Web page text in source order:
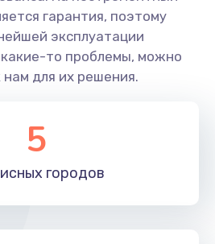
гарантия, поэтому
эксплуатации
какие-то проблемы, можно
нам для их решения.
5
городов